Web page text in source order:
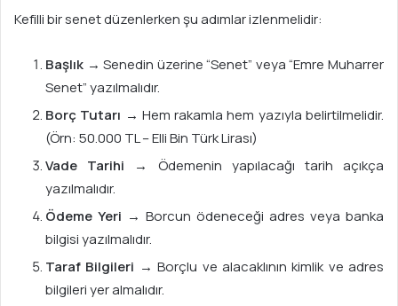
Kefilli bir senet düzenlerken şu adımlar izlenmelidir:
Başlık → Senedin üzerine “Senet” veya “Emre Muharrer
Senet” yazılmalıdır.
Borç Tutarı → Hem rakamla hem yazıyla belirtilmelidir.
(Örn: 50.000 TL – Elli Bin Türk Lirası)
Vade Tarihi → Ödemenin yapılacağı tarih açıkça
yazılmalıdır.
Ödeme Yeri → Borcun ödeneceği adres veya banka
bilgisi yazılmalıdır.
Taraf Bilgileri → Borçlu ve alacaklının kimlik ve adres
bilgileri yer almalıdır.